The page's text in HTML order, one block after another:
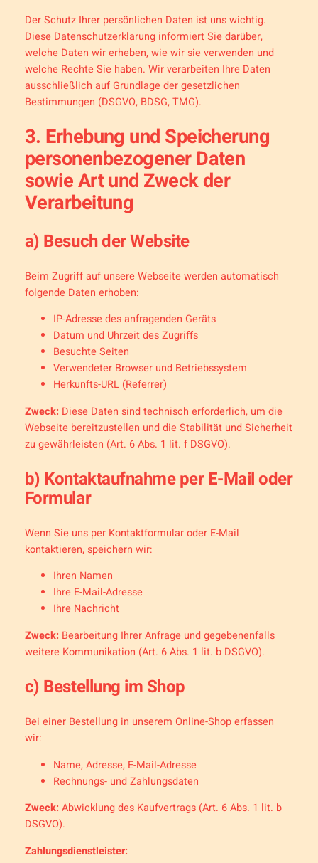
Der Schutz Ihrer persönlichen Daten ist uns wichtig.
Diese Datenschutzerklärung informiert Sie darüber,
welche Daten wir erheben, wie wir sie verwenden und
welche Rechte Sie haben. Wir verarbeiten Ihre Daten
ausschließlich auf Grundlage der gesetzlichen
Bestimmungen (DSGVO, BDSG, TMG).
3. Erhebung und Speicherung
personenbezogener Daten
sowie Art und Zweck der
Verarbeitung
a) Besuch der Website
Beim Zugriff auf unsere Webseite werden automatisch
folgende Daten erhoben:
IP-Adresse des anfragenden Geräts
Datum und Uhrzeit des Zugriffs
Besuchte Seiten
Verwendeter Browser und Betriebssystem
Herkunfts-URL (Referrer)
Zweck: Diese Daten sind technisch erforderlich, um die
Webseite bereitzustellen und die Stabilität und Sicherheit
zu gewährleisten (Art. 6 Abs. 1 lit. f DSGVO).
b) Kontaktaufnahme per E-Mail oder
Formular
Wenn Sie uns per Kontaktformular oder E-Mail
kontaktieren, speichern wir:
Ihren Namen
Ihre E-Mail-Adresse
Ihre Nachricht
Zweck: Bearbeitung Ihrer Anfrage und gegebenenfalls
weitere Kommunikation (Art. 6 Abs. 1 lit. b DSGVO).
c) Bestellung im Shop
Bei einer Bestellung in unserem Online-Shop erfassen
wir:
Name, Adresse, E-Mail-Adresse
Rechnungs- und Zahlungsdaten
Zweck: Abwicklung des Kaufvertrags (Art. 6 Abs. 1 lit. b
DSGVO).
Zahlungsdienstleister: